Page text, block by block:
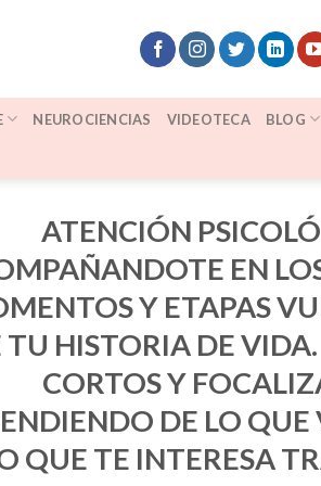
NEUROCIENCIAS VIDEOTECA BLOG
ATENCIÓN
EN
Y ETAPAS
TU HISTORIA DE
CORTOS Y
DE LO QUE
QUE TE INTERESA